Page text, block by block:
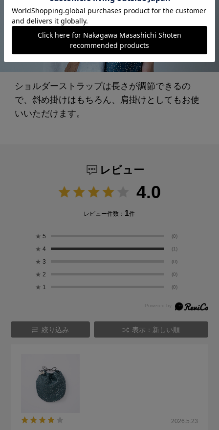
ショルダーストラップは長さが調節できるの
で、斜め掛けはもちろん、肩掛けとしてもお使
いいただけます。
レビュー
4.0
レビュー件数： 1件
★ 5 (0)
★ 4 (1)
★ 3 (0)
★ 2 (0)
★ 1 (0)
絞り込み 表示：新しい順
2026.5.23